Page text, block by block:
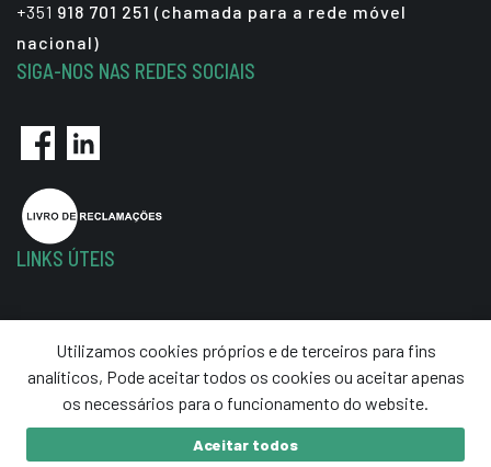
+351 918 701 251 (chamada para a rede móvel
nacional)
SIGA-NOS NAS REDES SOCIAIS
LINKS ÚTEIS
Termos e Condições
Resolução de Litígios
Utilizamos cookies próprios e de terceiros para fins
analíticos, Pode aceitar todos os cookies ou aceitar apenas
os necessários para o funcionamento do website.
Aceitar todos